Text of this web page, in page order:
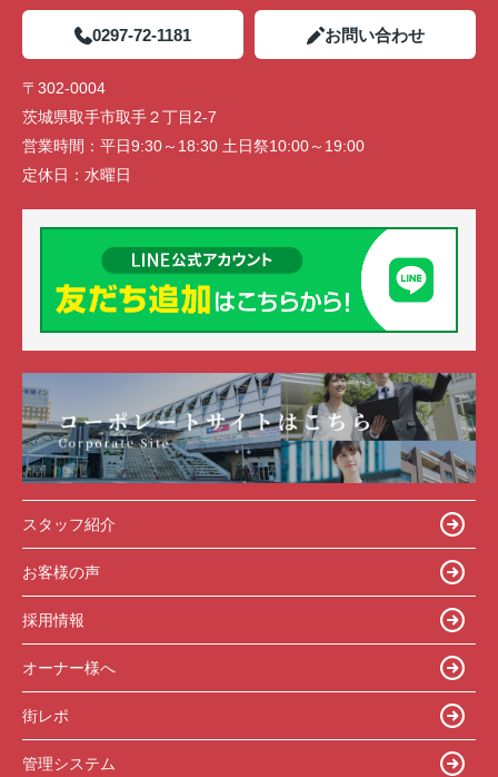
0297-72-1181 お問い合わせ
〒302-0004
茨城県取手市取手２丁目2-7
営業時間： 平日9:30～18:30 土日祭10:00～19:00
定休日： 水曜日
スタッフ紹介
お客様の声
採用情報
オーナー様へ
街レポ
管理システム